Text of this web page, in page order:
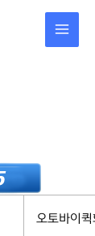
오토바이